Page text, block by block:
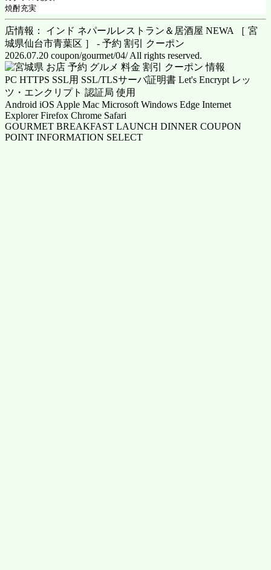
焼酎充実
店情報： インド ネパールレストラン＆居酒屋 NEWA ［ 宮
城県仙台市青葉区 ］ - 予約 割引 クーポン
2026.07.20 coupon/gourmet/04/ All rights reserved.
PC HTTPS SSL用 SSL/TLSサーバ証明書 Let's Encrypt レッ
ツ・エンクリプト 認証局 使用
Android iOS Apple Mac Microsoft Windows Edge Internet
Explorer Firefox Chrome Safari
GOURMET BREAKFAST LAUNCH DINNER COUPON
POINT INFORMATION SELECT